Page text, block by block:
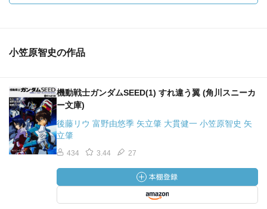
小笠原智史の作品
機動戦士ガンダムSEED(1) すれ違う翼 (角川スニーカ
ー文庫)
後藤リウ 富野由悠季 矢立肇 大貫健一 小笠原智史 矢
立肇
434 3.44 27